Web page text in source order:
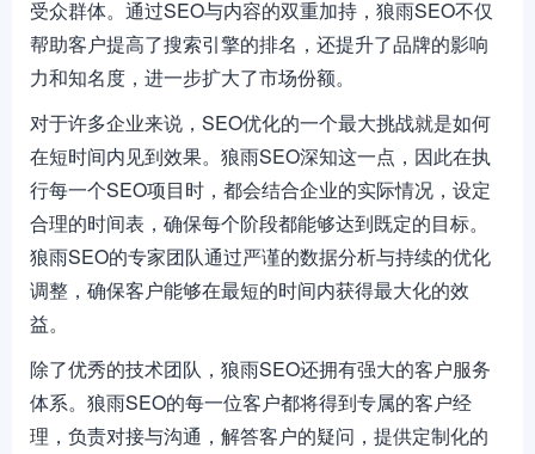
受众群体。通过SEO与内容的双重加持，狼雨SEO不仅
帮助客户提高了搜索引擎的排名，还提升了品牌的影响
力和知名度，进一步扩大了市场份额。
对于许多企业来说，SEO优化的一个最大挑战就是如何
在短时间内见到效果。狼雨SEO深知这一点，因此在执
行每一个SEO项目时，都会结合企业的实际情况，设定
合理的时间表，确保每个阶段都能够达到既定的目标。
狼雨SEO的专家团队通过严谨的数据分析与持续的优化
调整，确保客户能够在最短的时间内获得最大化的效
益。
除了优秀的技术团队，狼雨SEO还拥有强大的客户服务
体系。狼雨SEO的每一位客户都将得到专属的客户经
理，负责对接与沟通，解答客户的疑问，提供定制化的